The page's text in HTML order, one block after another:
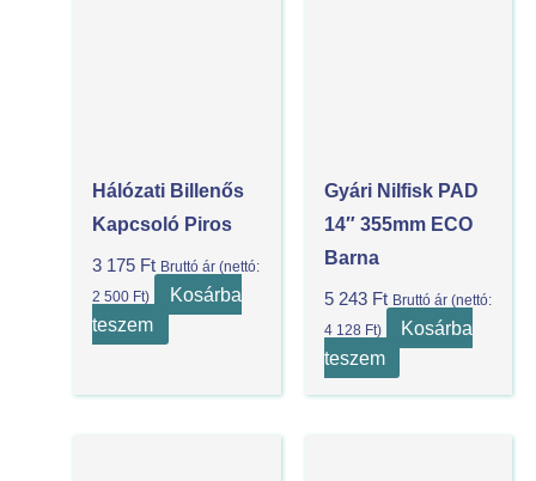
Hálózati Billenős
Kapcsoló Piros
3 175 Ft Bruttó ár (nettó:
2 500 Ft)
Kosárba
teszem
Gyári Nilfisk PAD
14″ 355mm ECO
Barna
5 243 Ft Bruttó ár (nettó:
4 128 Ft)
Kosárba
teszem